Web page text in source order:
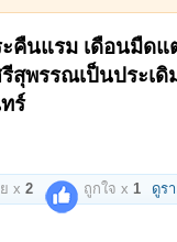
คืนแรม เดือนมืด
สุพรรณเป็นประเ
ร์
x 2 ถูกใจ x 1 ดูร